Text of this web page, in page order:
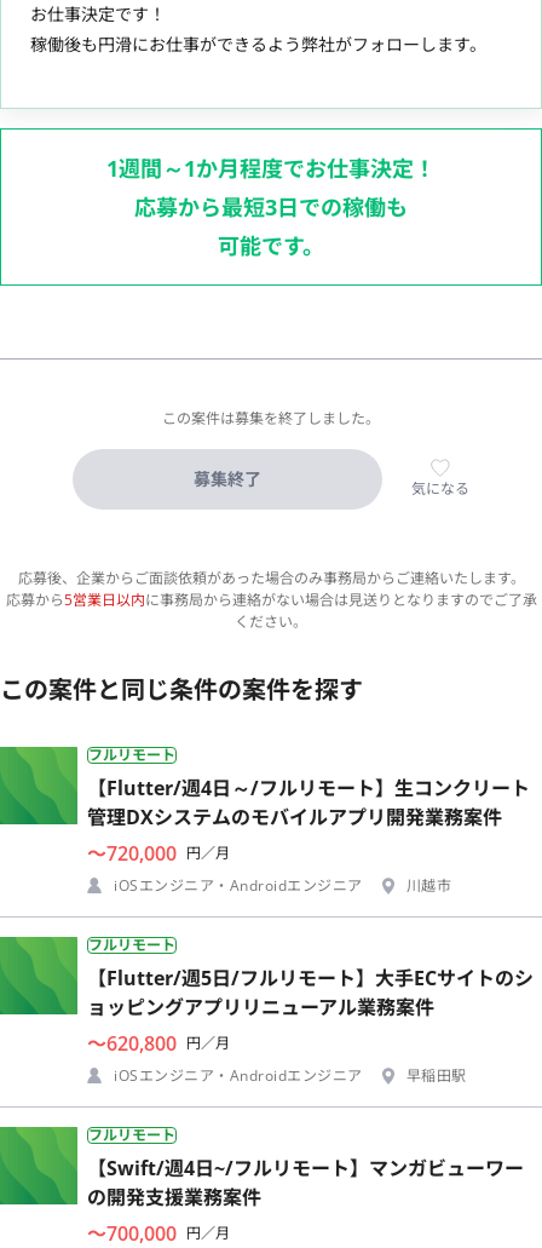
お仕事決定です！
稼働後も円滑にお仕事ができるよう弊社がフォローします。
1週間～1か月程度でお仕事決定！
応募から最短3日での稼働も
可能です。
この案件は募集を終了しました。
募集終了 気になる
応募後、企業からご面談依頼があった場合のみ事務局からご連絡いたします。
応募から5営業日以内に事務局から連絡がない場合は見送りとなりますのでご了承
ください。
この案件と同じ条件の案件を探す
フルリモート
【Flutter/週4日～/フルリモート】生コンクリート
管理DXシステムのモバイルアプリ開発業務案件
〜720,000 円／月
iOSエンジニア・Androidエンジニア
川越市
フルリモート
【Flutter/週5日/フルリモート】大手ECサイトのシ
ョッピングアプリリニューアル業務案件
〜620,800 円／月
iOSエンジニア・Androidエンジニア
早稲田駅
フルリモート
【Swift/週4日~/フルリモート】マンガビューワー
の開発支援業務案件
〜700,000 円／月